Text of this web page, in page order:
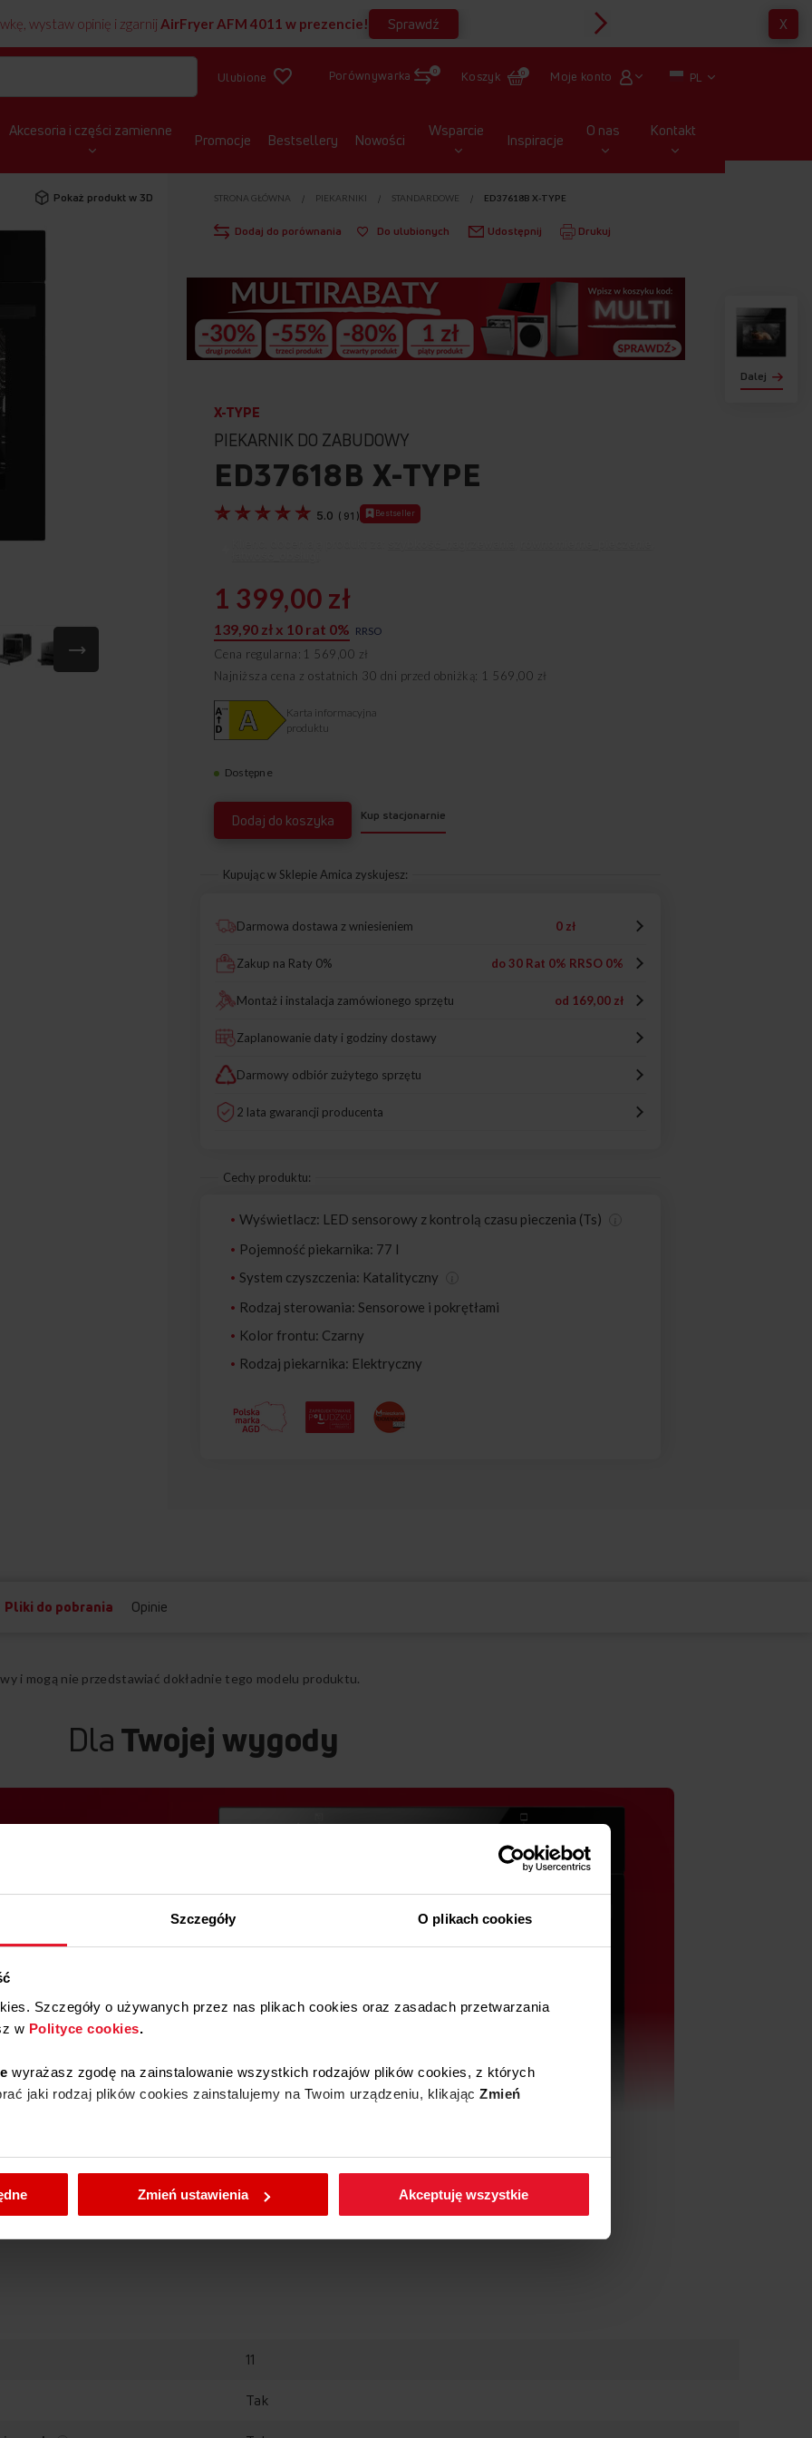
Szczegóły O plikach cookies
Szczegóły o używanych przez nas plikach cookies oraz zasadach przetwarzania
w Polityce cookies.
wyrażasz zgodę na zainstalowanie wszystkich rodzajów plików cookies, z których
jaki rodzaj plików cookies zainstalujemy na Twoim urządzeniu, klikając Zmień
wybrane przez Ciebie ustawienia plików cookies wchodząc w zakładkęPolityka
Zmień ustawienia Akceptuję wszystkie
wystaw opinię i zgarnij AirFryer AFM 4011 w prezencie! Sprawdź X
Ulubione Porównywarka 0 Koszyk 0 Moje konto PL
Akcesoria i części zamienne Promocje Bestsellery Nowości Wsparcie Inspiracje O nas Kontakt
Dalej
Pokaż produkt w 3D STRONA GŁÓWNA PIEKARNIKI STANDARDOWE ED37618B X-TYPE
Dodaj do porównania Do ulubionych Udostępnij Drukuj
X-TYPE
PIEKARNIK DO ZABUDOWY
ED37618B X-TYPE
5.0 ( 91 ) Bestseller
1 399,00 zł
139,90 zł x 10 rat 0% RRSO
Cena regularna
1 569,00 zł
Najniższa cena z ostatnich 30 dni przed obniżką: 1 569,00 zł
Karta informacyjna
produktu
Dostępne
Dodaj do koszyka Kup stacjonarnie
Kupując w Sklepie Amica zyskujesz:
Darmowa dostawa z wniesieniem 0 zł
Zakup na Raty 0% do 30 Rat 0% RRSO 0%
Montaż i instalacja zamówionego sprzętu od 169,00 zł
Zaplanowanie daty i godziny dostawy
Darmowy odbiór zużytego sprzętu
2 lata gwarancji producenta
Cechy produktu:
Wyświetlacz: LED sensorowy z kontrolą czasu pieczenia (Ts)
Pojemność piekarnika: 77 l
System czyszczenia: Katalityczny
Rodzaj sterowania: Sensorowe i pokrętłami
Kolor frontu: Czarny
Rodzaj piekarnika: Elektryczny
Pliki do pobrania Opinie
i mogą nie przedstawiać dokładnie tego modelu produktu.
DlaTwojej wygody
teleskopowe z funkcją
11
Tak